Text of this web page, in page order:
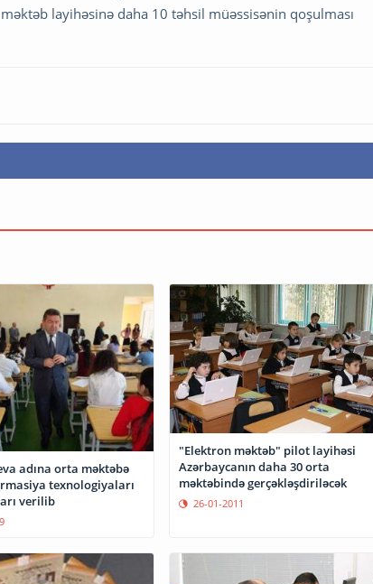
layihəsinə daha 10 təhsil müəssisənin qoşulması
adına orta məktəbə
texnologiyaları
verilib
"Elektron məktəb" pilot layihəsi
Azərbaycanın daha 30 orta
məktəbində gerçəkləşdiriləcək
26-01-2011